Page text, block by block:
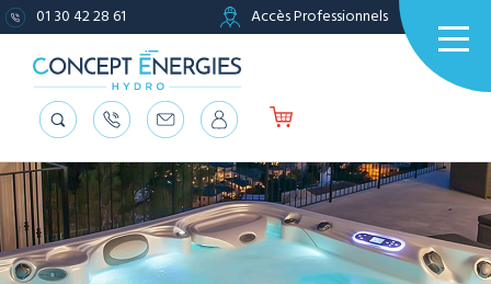
01 30 42 28 61 Accès Professionnels